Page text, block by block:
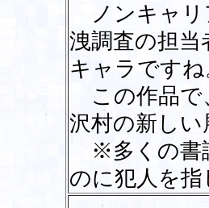
ノンキャリ
洩調査の担
キャラですね
この作品で
沢村の新し
※多くの書
のに犯人を